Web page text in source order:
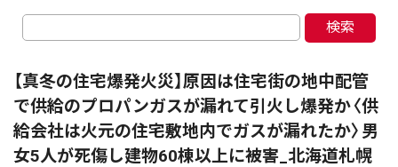
検索
【真冬の住宅爆発火災】原因は住宅街の地中配管
で供給のプロパンガスが漏れて引火し爆発か〈供
給会社は火元の住宅敷地内でガスが漏れたか〉男
女5人が死傷し建物60棟以上に被害_北海道札幌